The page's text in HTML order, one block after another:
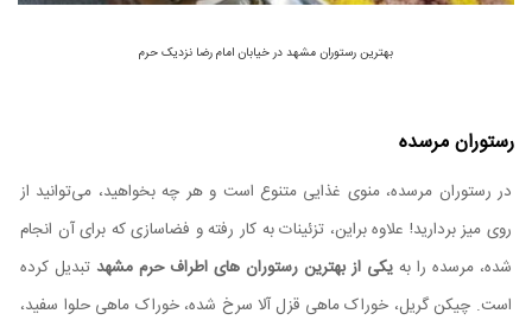
بهترین رستوران مشهد در خیابان امام رضا نزدیک حرم
رستوران مرسده
در رستوران مرسده، منوی غذایی متنوع است و هر چه بخواهید، می‌توانید از
روی میز بردارید! علاوه براین، تزئینات به کار رفته و فضاسازی که برای آن انجام
شده، مرسده را بهیکی از بهترین رستوران های اطراف حرم مشهد تبدیل کرده
است. چیکن گریل، خوراک ماهی قزل آلا سرخ شده، خوراک ماهی حلوا سفید،